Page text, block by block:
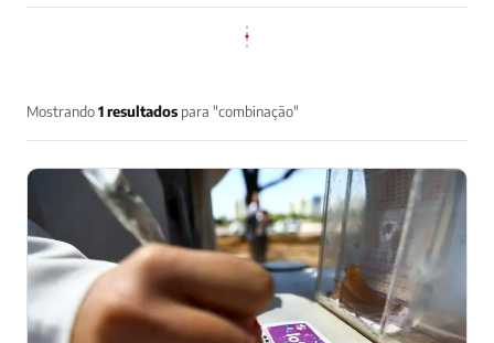
Mostrando1 resultados para "combinação"